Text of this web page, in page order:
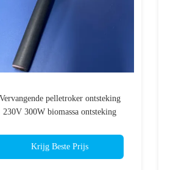
pelletroker ontsteking
230V 300W biomassa ontsteking
Krijg Beste Prijs